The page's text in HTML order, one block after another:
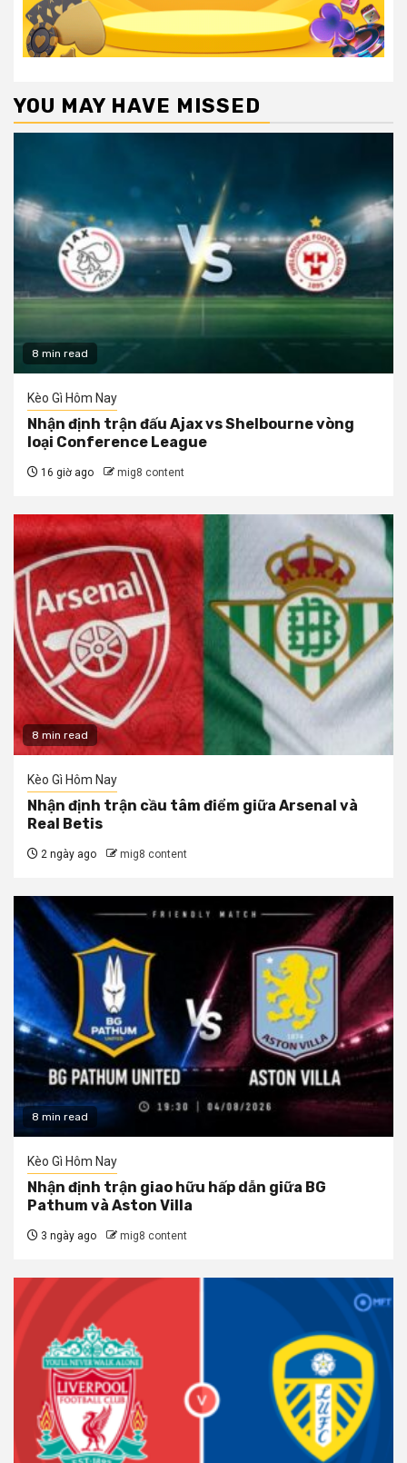
YOU MAY HAVE MISSED
8 min read
Kèo Gì Hôm Nay
Nhận định trận đấu Ajax vs Shelbourne vòng
loại Conference League
16 giờ ago mig8 content
8 min read
Kèo Gì Hôm Nay
Nhận định trận cầu tâm điểm giữa Arsenal và
Real Betis
2 ngày ago mig8 content
8 min read
Kèo Gì Hôm Nay
Nhận định trận giao hữu hấp dẫn giữa BG
Pathum và Aston Villa
3 ngày ago mig8 content